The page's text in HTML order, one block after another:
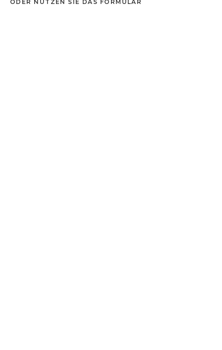
ODER NUTZEN SIE DAS FORMULAR